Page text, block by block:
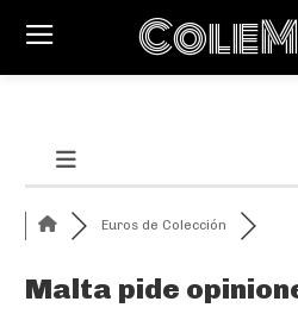
Euros de Colección
Malta pide